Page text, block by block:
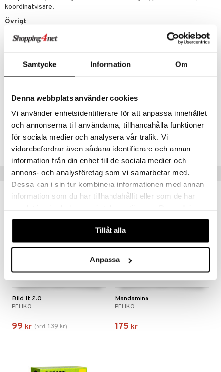
Samtycke Information Om
Denna webbplats använder cookies
Vi använder enhetsidentifierare för att anpassa innehållet
och annonserna till användarna, tillhandahålla funktioner
för sociala medier och analysera vår trafik. Vi
vidarebefordrar även sådana identifierare och annan
information från din enhet till de sociala medier och
annons- och analysföretag som vi samarbetar med.
Dessa kan i sin tur kombinera informationen med annan
information som du har tillhandahållit eller som de har
våra cookies vid fortsatt användande av vår webbplats.
Tillåt alla
Anpassa
koordinatvisare.
Övrigt
12 år+
Lägsta pris senaste 30 dagarna: 269 kr
Tips till dig
Bild It 2.0
PELIKO
99 kr (ord.139 kr)
-29%
Mandamina
PELIKO
175 kr